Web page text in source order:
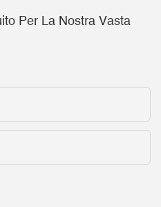
Per La Nostra Vasta